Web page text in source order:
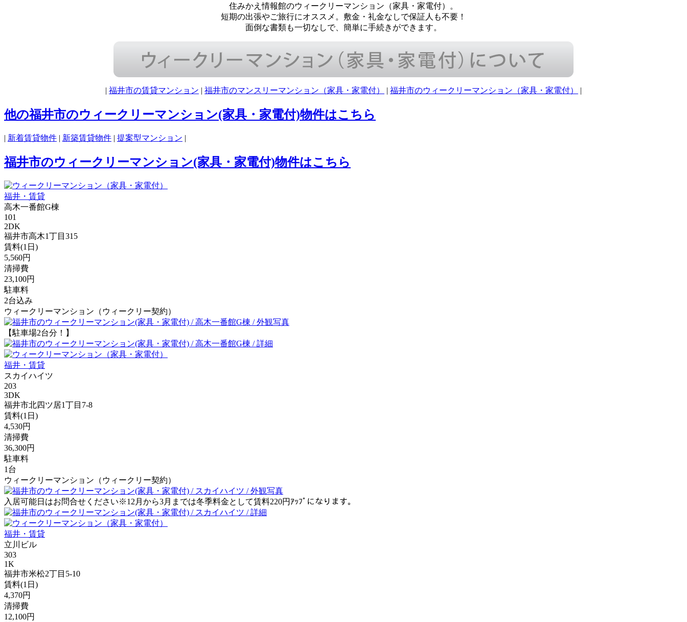
住みかえ情報館のウィークリーマンション（家具・家電付）。
短期の出張やご旅行にオススメ。敷金・礼金なしで保証人も不要！
面倒な書類も一切なしで、簡単に手続きができます。
| 福井市の賃貸マンション | 福井市のマンスリーマンション（家具・家電付） | 福井市のウィークリーマンション（家具・家電付） |
他の福井市のウィークリーマンション(家具・家電付)物件はこちら
| 新着賃貸物件 | 新築賃貸物件 | 提案型マンション |
福井市のウィークリーマンション(家具・家電付)物件はこちら
福井・賃貸
高木一番館G棟
101
2DK
福井市高木1丁目315
賃料(1日)
5,560円
清掃費
23,100円
駐車料
2台込み
ウィークリーマンション（ウィークリー契約）
【駐車場2台分！】
福井・賃貸
スカイハイツ
203
3DK
福井市北四ツ居1丁目7-8
賃料(1日)
4,530円
清掃費
36,300円
駐車料
1台
ウィークリーマンション（ウィークリー契約）
入居可能日はお問合せください※12月から3月までは冬季料金として賃料220円ｱｯﾌﾟになります｡
福井・賃貸
立川ビル
303
1K
福井市米松2丁目5-10
賃料(1日)
4,370円
清掃費
12,100円